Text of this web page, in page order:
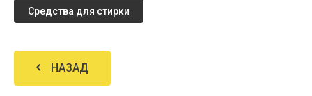
Средства для стирки
НАЗАД